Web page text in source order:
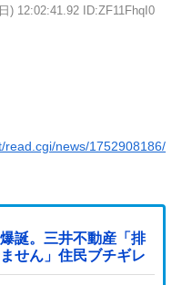
) 12:02:41.92 ID:ZF11FhqI0
news/1752908186/
誕。三井不動産「排
せん」住民ブチギレ